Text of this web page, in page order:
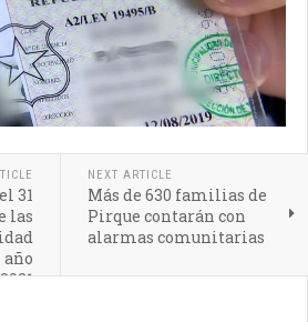
31
las
NEXT ARTICLE
Más de 630 familias de
Pirque contarán con
alarmas comunitarias